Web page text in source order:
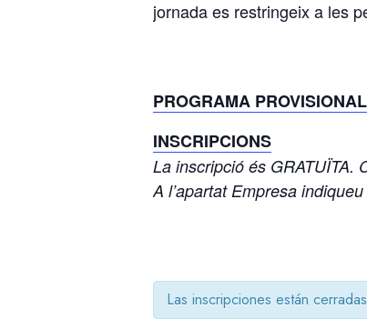
jornada es restringeix a les
PROGRAMA PROVISIONAL
INSCRIPCIONS
La inscripció és GRATUÏTA.
A l’apartat Empresa
Las inscripciones están